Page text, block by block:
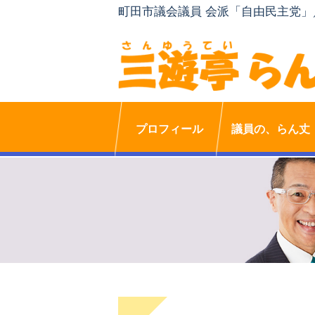
町田市議会議員 会派「自由民主党
プロフィール 議員の、らん丈